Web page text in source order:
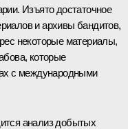
Изъято достаточное
и архивы бандитов,
некоторые материалы,
которые
с международными
анализ добытых